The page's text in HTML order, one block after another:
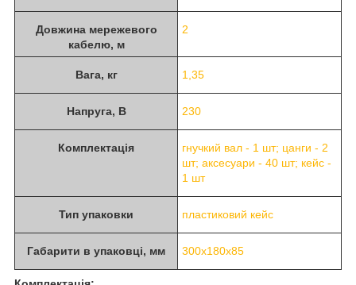
Довжина мережевого
кабелю, м
2
Вага, кг 1,35
Напруга, В 230
Комплектація
гнучкий вал - 1 шт; цанги - 2
шт; аксесуари - 40 шт; кейс -
1 шт
Тип упаковки пластиковий кейс
Габарити в упаковці, мм 300х180х85